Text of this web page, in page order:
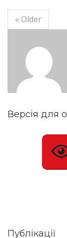
« Older
Версія для
Публікації